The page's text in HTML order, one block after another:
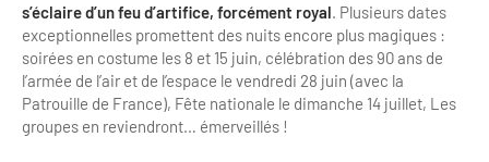
s’éclaire d’un feu d’artifice, forcément royal . Plusieurs dates
exceptionnelles promettent des nuits encore plus magiques :
soirées en costume les 8 et 15 juin, célébration des 90 ans de
l’armée de l’air et de l’espace le vendredi 28 juin (avec la
Patrouille de France), Fête nationale le dimanche 14 juillet, Les
groupes en reviendront… émerveillés !